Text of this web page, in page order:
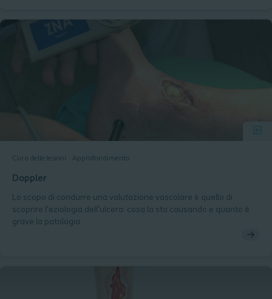
Cura delle lesioni Approfondimento
Doppler
Lo scopo di condurre una valutazione vascolare è quello di
scoprire l'eziologia dell'ulcera: cosa la sta causando e quanto è
grave la patologia.